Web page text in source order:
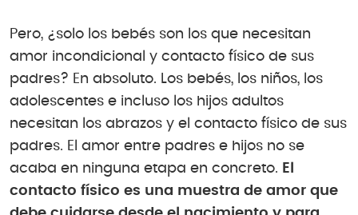
Pero, ¿solo los bebés son los que necesitan
amor incondicional y contacto físico de sus
padres? En absoluto. Los bebés, los niños, los
adolescentes e incluso los hijos adultos
necesitan los abrazos y el contacto físico de sus
padres. El amor entre padres e hijos no se
acaba en ninguna etapa en concreto. El
contacto físico es una muestra de amor que